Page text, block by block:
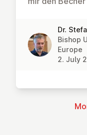
Dr.
Bishop
Europe
2. July